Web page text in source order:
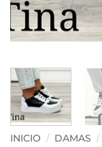
INICIO / DAMAS /